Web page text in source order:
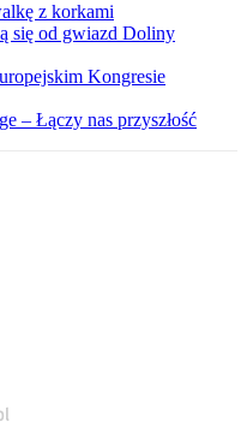
z korkami
się od gwiazd Doliny
Kongresie
– Łączy nas przyszłość